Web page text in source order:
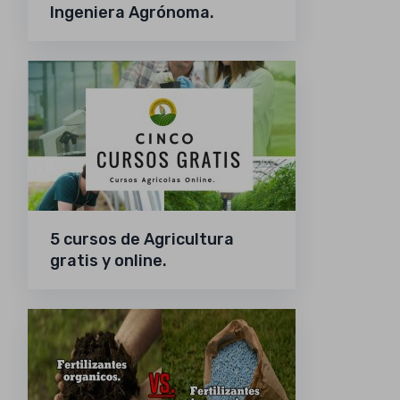
Ingeniera Agrónoma.
5 cursos de Agricultura
gratis y online.